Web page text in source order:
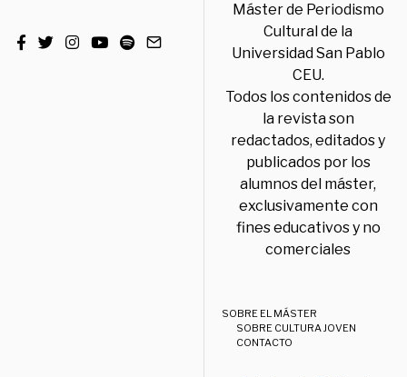
Máster de Periodismo
Cultural de la
Universidad San Pablo
CEU.
Todos los contenidos de
la revista son
redactados, editados y
publicados por los
alumnos del máster,
exclusivamente con
fines educativos y no
comerciales
SOBRE EL MÁSTER
SOBRE CULTURA JOVEN
CONTACTO